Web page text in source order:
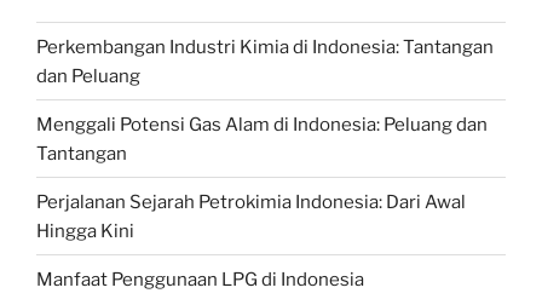
Perkembangan Industri Kimia di Indonesia: Tantangan
dan Peluang
Menggali Potensi Gas Alam di Indonesia: Peluang dan
Tantangan
Perjalanan Sejarah Petrokimia Indonesia: Dari Awal
Hingga Kini
Manfaat Penggunaan LPG di Indonesia